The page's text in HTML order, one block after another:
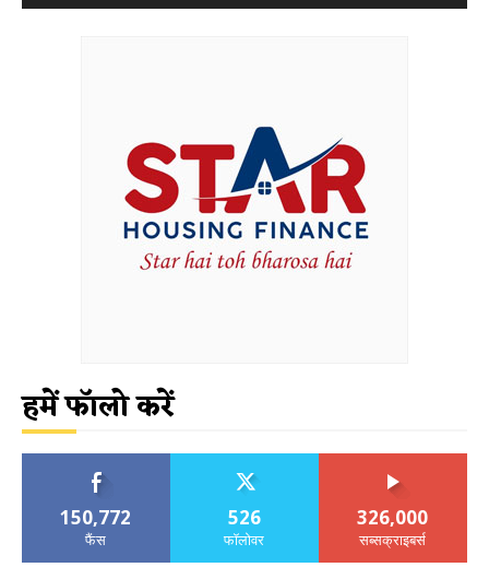
हमें फॉलो करें
150,772
फैंस
526
फॉलोवर
326,000
सब्सक्राइबर्स